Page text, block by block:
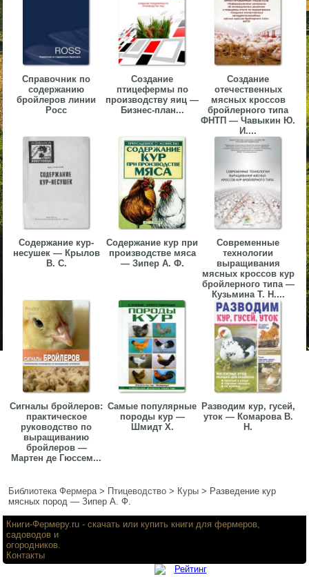
Справочник по
содержанию
бройлеров линии
Росс
Создание
птицефермы по
производству яиц —
Бизнес-план...
Создание
отечественных
мясных кроссов
бройлерного типа
ФНТП — Чавыкин Ю.
И....
Содержание кур-
несушек — Крылов
В. С.
Содержание кур при
производстве мяса
— Зипер А. Ф.
Современные
технологии
выращивания
мясных кроссов кур
бройлерного типа —
Кузьмина Т. Н....
Сигналы бройлеров:
практическое
руководство по
выращиванию
бройлеров —
Мартен де Гюссем...
Самые популярные
породы кур —
Шмидт Х.
Разводим кур, гусей,
уток — Комарова В.
Н.
Библиотека Фермера> Птицеводство > Куры > Разведение кур
мясных пород — Зипер А. Ф.
▼
▼
Книги-Фермеру.ru - скачать или купить книги для фермеров,
садоводов и
огородников.
Контакты